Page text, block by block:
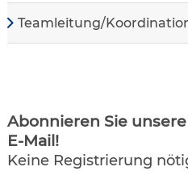
Teamleitung/
Abonnieren Sie
E-Mail!
Keine Registrierung